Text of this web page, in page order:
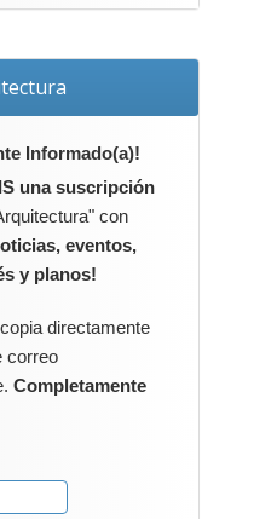
Informado(a)!
una suscripción
con
eventos,
y planos!
directamente
correo
Completamente